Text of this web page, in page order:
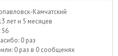
Камчатский
лет и 5 месяцев
56
0 раз
0 раз в 0 сообщенях